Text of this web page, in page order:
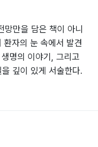
만을 담은 책이 아니
환자의 눈 속에서 발견
명의 이야기, 그리고
깊이 있게 서술한다.
한 권의 책으로 집약된
학교 의과대학 안과 명